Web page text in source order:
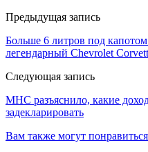
Предыдущая запись
Больше 6 литров под
легендарный Chevrolet
Следующая запись
МНС разъяснило, какие
задекларировать
Вам также могут понравиться